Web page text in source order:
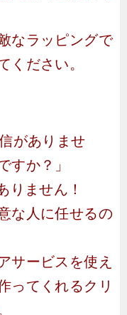
なラッピングで
ください。
がありませ
すか？」
りません！
な人に任せるの
サービスを使え
ってくれるクリ